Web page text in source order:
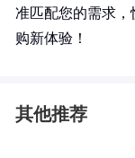
准匹配您的需求
购新体验！
其他推荐